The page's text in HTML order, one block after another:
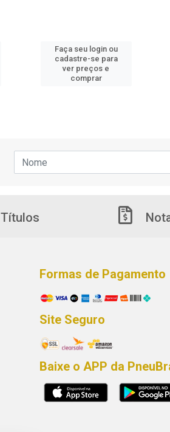
Faça seu login ou
cadastre-se para
ver preços e
comprar
Títulos
Formas de Pagamento
Site Seguro
Baixe o APP da